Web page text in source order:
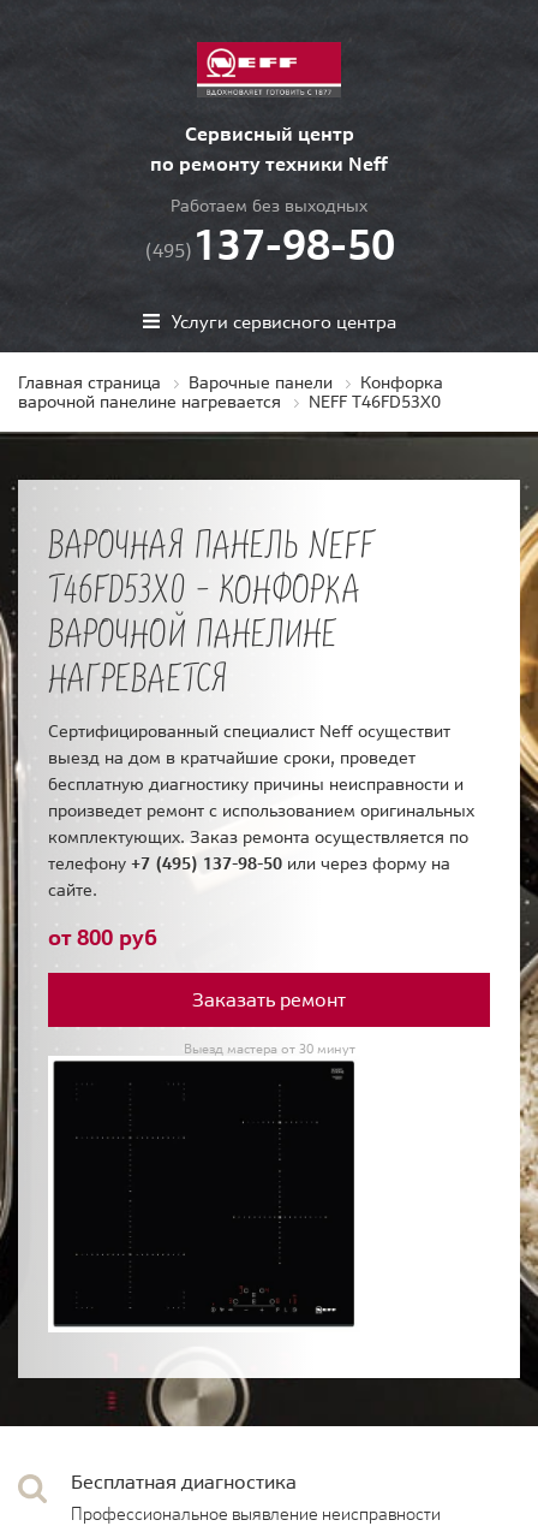
Сервисный центр
по ремонту техники Neff
Работаем без выходных
(495) 137-98-50
Услуги сервисного центра
Главная страница Варочные панели
Конфорка
варочной панелине нагревается
NEFF T46FD53X0
ВАРОЧНАЯ ПАНЕЛЬ NEFF
T46FD53X0 - КОНФОРКА
ВАРОЧНОЙ ПАНЕЛИНЕ
НАГРЕВАЕТСЯ
Сертифицированный специалист Neff осуществит
выезд на дом в кратчайшие сроки, проведет
бесплатную диагностику причины неисправности и
произведет ремонт с использованием оригинальных
комплектующих. Заказ ремонта осуществляется по
телефону +7 (495) 137-98-50 или через форму на
сайте.
от 800 руб
Заказать ремонт
Выезд мастера от 30 минут
Бесплатная диагностика
Профессиональное выявление неисправности